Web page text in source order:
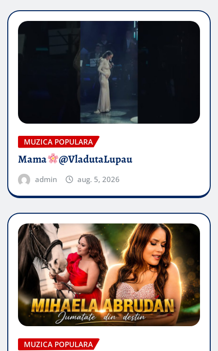
MUZICA POPULARA
Mama @VladutaLupau
admin aug. 5, 2026
MUZICA POPULARA